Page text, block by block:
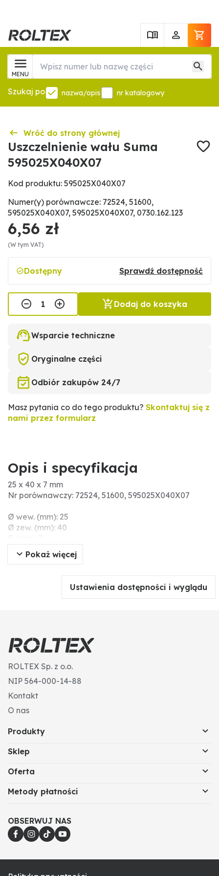
MENU
Szukaj po nazwa/opis nr katalogowy
Wróć do strony głównej
Uszczelnienie wału Suma
595025X040X07
Kod produktu: 595025X040X07
Numer(y) porównawcze: 72524, 51600,
595025X040X07, 595025X040X07, 0730.162.123
6,56 zł
(W tym VAT)
Dostępny Sprawdź dostępność
Dodaj do koszyka
Wsparcie techniczne
Oryginalne części
Odbiór zakupów 24/7
Masz pytania co do tego produktu? Skontaktuj się z
nami przez formularz
Opis i specyfikacja
25 x 40 x 7 mm
Nr porównawczy: 72524, 51600, 595025X040X07
Ø wew. (mm): 25
Ø zew. (mm): 40
d2 (mm): 40
Materiał: z miękkiego kauczuku
Wysokość (mm): 7
Pokaż więcej
Ustawienia dostępności i wyglądu
ROLTEX Sp. z o.o.
NIP 564-000-14-88
Kontakt
O nas
Produkty
Sklep
Oferta
Metody płatności
OBSERWUJ NAS